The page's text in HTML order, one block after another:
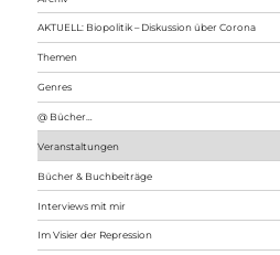
AKTUELL: Biopolitik – Diskussion über Corona
Themen
Genres
@ Bücher…
Veranstaltungen
Bücher & Buchbeiträge
Interviews mit mir
Im Visier der Repression